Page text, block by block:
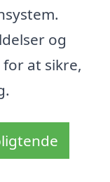
og
at sikre,